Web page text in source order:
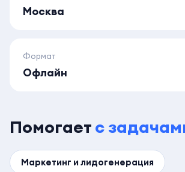
Москва
Формат
Офлайн
Помогаетс
Маркетинг и лидогенерация